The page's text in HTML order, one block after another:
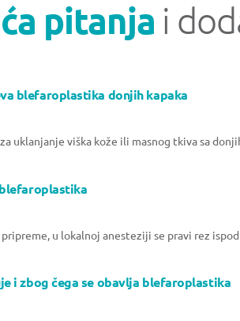
pitanja i
blefaroplastika donjih kapaka
uklanjanje viška kože ili masnog tkiva sa
u lokalnoj anesteziji se pravi rez
i zbog čega se obavlja blefaroplastika